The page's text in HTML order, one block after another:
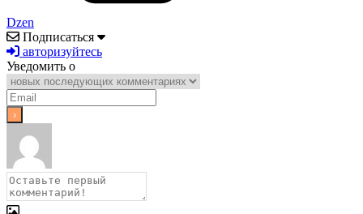
Dzen
Подписаться
авторизуйтесь
Уведомить о